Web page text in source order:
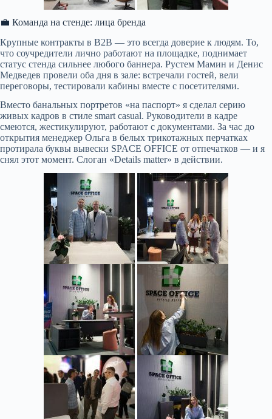
💼 Команда на стенде: лица бренда
Крупные контракты в B2B — это всегда доверие к людям. То,
что соучредители лично работают на площадке, поднимает
статус стенда сильнее любого баннера. Рустем Мамин и Денис
Медведев провели оба дня в зале: встречали гостей, вели
переговоры, тестировали кабины вместе с посетителями.
Вместо банальных портретов «на паспорт» я сделал серию
живых кадров в стиле smart casual. Руководители в кадре
смеются, жестикулируют, работают с документами. За час до
открытия менеджер Ольга в белых трикотажных перчатках
протирала буквы вывески SPACE OFFICE от отпечатков — и я
снял этот момент. Слоган «Details matter» в действии.